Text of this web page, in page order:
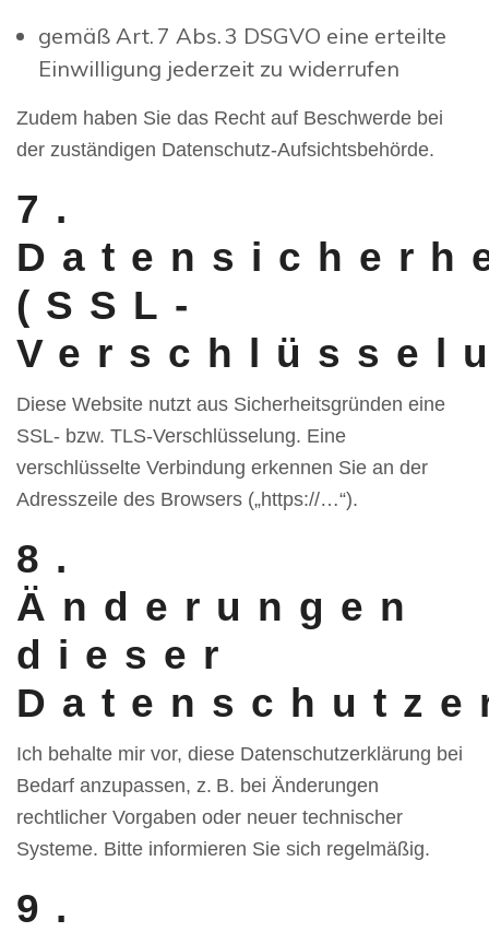
gemäß Art. 7 Abs. 3 DSGVO eine erteilte
Einwilligung jederzeit zu widerrufen
Zudem haben Sie das Recht auf Beschwerde bei
der zuständigen Datenschutz-Aufsichtsbehörde.
7.
(SSL-
Diese Website nutzt aus Sicherheitsgründen eine
SSL- bzw. TLS-Verschlüsselung. Eine
verschlüsselte Verbindung erkennen Sie an der
Adresszeile des Browsers („https://…“).
8.
Änderungen
dieser
Ich behalte mir vor, diese Datenschutzerklärung bei
Bedarf anzupassen, z. B. bei Änderungen
rechtlicher Vorgaben oder neuer technischer
Systeme. Bitte informieren Sie sich regelmäßig.
9.